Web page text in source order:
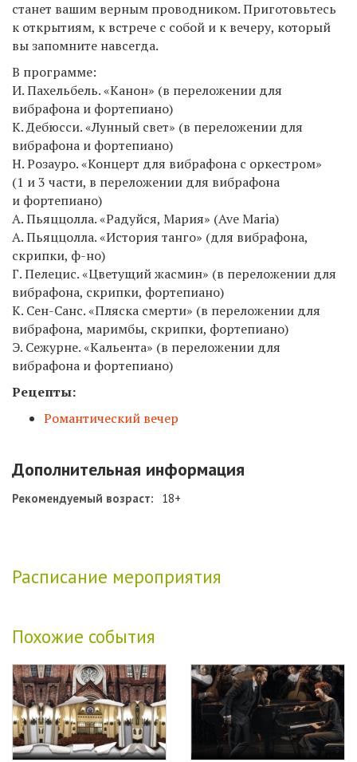
станет вашим верным проводником. Приготовьтесь
к открытиям, к встрече с собой и к вечеру, который
вы запомните навсегда.
В программе:
И. Пахельбель. «Канон» (в переложении для
вибрафона и фортепиано)
К. Дебюсси. «Лунный свет» (в переложении для
вибрафона и фортепиано)
Н. Розауро. «Концерт для вибрафона с оркестром»
(1 и 3 части, в переложении для вибрафона
и фортепиано)
А. Пьяццолла. «Радуйся, Мария» (Ave Maria)
А. Пьяццолла. «История танго» (для вибрафона,
скрипки, ф-но)
Г. Пелецис. «Цветущий жасмин» (в переложении для
вибрафона, скрипки, фортепиано)
К. Сен-Санс. «Пляска смерти» (в переложении для
вибрафона, маримбы, скрипки, фортепиано)
Э. Сежурне. «Кальента» (в переложении для
вибрафона и фортепиано)
Рецепты:
Романтический вечер
Дополнительная информация
Рекомендуемый возраст: 18+
Расписание мероприятия
Похожие события